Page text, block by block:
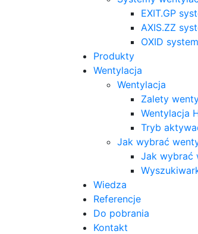
EXIT.GP
AXIS.ZZ
OXID
Produkty
Wentylacja
Wentylacja
Zalety
Wentylacja
Tryb
Jak wybrać
Jak wybrać
Wiedza
Referencje
Do pobrania
Kontakt